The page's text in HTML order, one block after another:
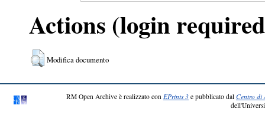
Actions (login
Modifica documento
RM Open Archive è realizzato con EPrints 3 e pubblicato dal Centro di